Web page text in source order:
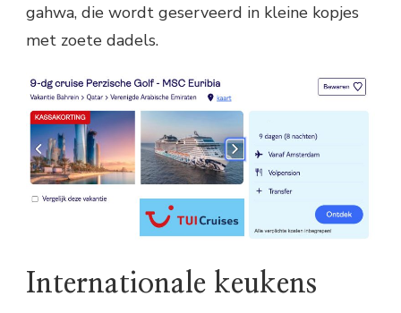
gahwa, die wordt geserveerd in kleine kopjes
met zoete dadels.
Internationale keukens